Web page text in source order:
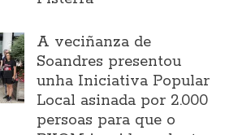
A veciñanza de
Soandres presentou
unha Iniciativa Popular
Local asinada por 2.000
persoas para que o